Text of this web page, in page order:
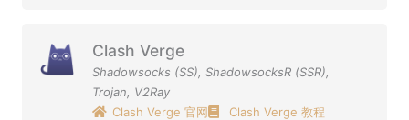
Clash Verge
Shadowsocks (SS), ShadowsocksR (SSR),
Trojan, V2Ray
Clash Verge 官网
Clash Verge 教程